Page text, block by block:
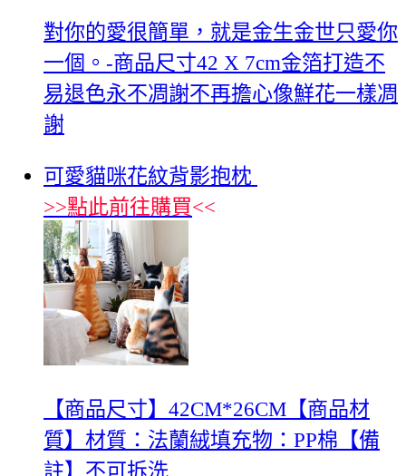
對你的愛很簡單，就是金生金世只愛你
一個。-商品尺寸42 X 7cm金箔打造不
易退色永不凋謝不再擔心像鮮花一樣凋
謝
可愛貓咪花紋背影抱枕
>>點此前往購買<<
【商品尺寸】42CM*26CM【商品材
質】材質：法蘭絨填充物：PP棉【備
註】不可拆洗